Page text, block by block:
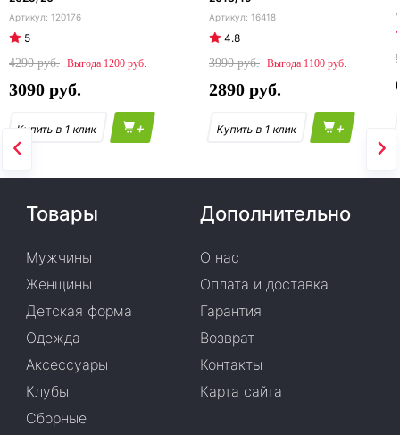
120176
5
4290
1200
3090
+
16418
4.8
3990
1100
2890
+
Товары
Мужчины
Женщины
Детская форма
Одежда
Аксессуары
Клубы
Сборные
Дополнительно
О нас
Оплата и доставка
Гарантия
Возврат
Контакты
Карта сайта